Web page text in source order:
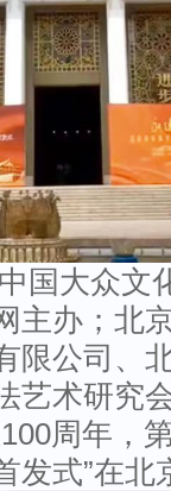
国大众文
主办；北
限公司、
艺术研究
周年，
发式”在北